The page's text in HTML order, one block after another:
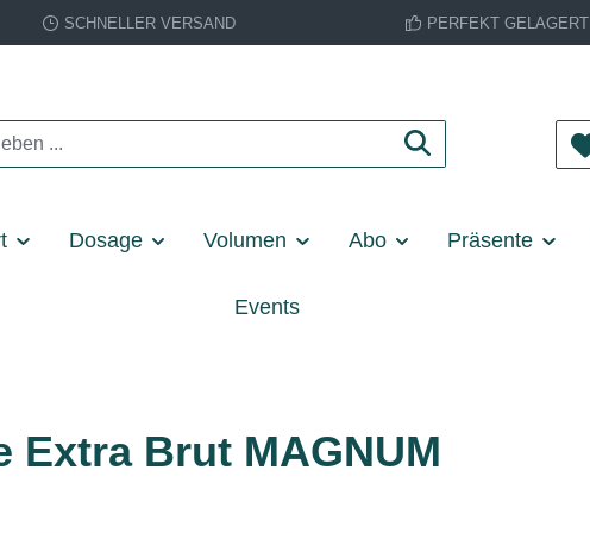
SCHNELLER VERSAND PERFEKT GELAGERT
Dosage Volumen Abo Präsente
Events
Extra Brut MAGNUM